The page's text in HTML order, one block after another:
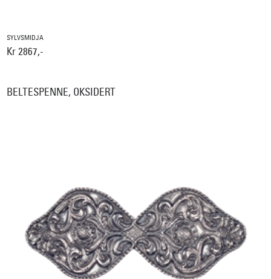
SYLVSMIDJA
Kr 2867,-
BELTESPENNE, OKSIDERT